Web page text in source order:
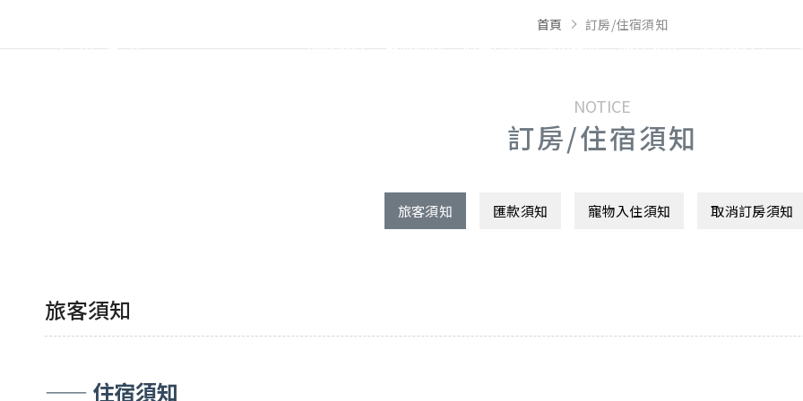
關於我們 最新消息 房型介紹 服務設施 旅行攻略 聯絡我們
首頁 訂房/住宿須知
NOTICE
訂房/住宿須知
旅客須知 匯款須知 寵物入住須知 取消訂房須知
旅客須知
—— 住宿須知